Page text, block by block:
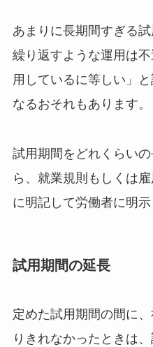
あまりに長期間すぎる
繰り返すような運用は
用しているに等しい」
なるおそれもあります。
試用期間をどれくらい
ら、就業規則もしくは
に明記して労働者に明示
試用期間の延長
定めた試用期間の間に
りきれなかったときは